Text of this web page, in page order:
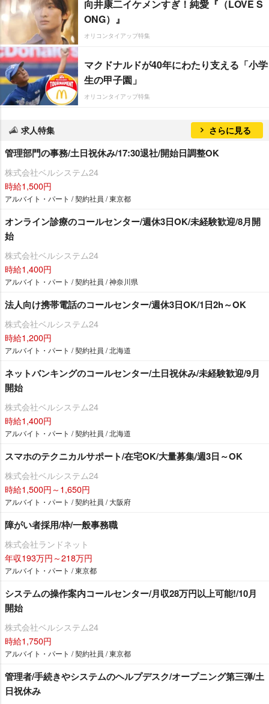
向井康二イケメンすぎ！純愛『（LOVE S
ONG）』
オリコンタイアップ特集
マクドナルドが40年にわたり支える「小学
生の甲子園」
オリコンタイアップ特集
求人特集 さらに見る
管理部門の事務/土日祝休み/17:30退社/開始日調整OK
株式会社ベルシステム24
時給1,500円
アルバイト・パート / 契約社員 / 東京都
オンライン診療のコールセンター/週休3日OK/未経験歓迎/8月開
始
株式会社ベルシステム24
時給1,400円
アルバイト・パート / 契約社員 / 神奈川県
法人向け携帯電話のコールセンター/週休3日OK/1日2h～OK
株式会社ベルシステム24
時給1,200円
アルバイト・パート / 契約社員 / 北海道
ネットバンキングのコールセンター/土日祝休み/未経験歓迎/9月
開始
株式会社ベルシステム24
時給1,400円
アルバイト・パート / 契約社員 / 北海道
スマホのテクニカルサポート/在宅OK/大量募集/週3日～OK
株式会社ベルシステム24
時給1,500円～1,650円
アルバイト・パート / 契約社員 / 大阪府
障がい者採用/枠/一般事務職
株式会社ランドネット
年収193万円～218万円
アルバイト・パート / 東京都
システムの操作案内コールセンター/月収28万円以上可能!/10月
開始
株式会社ベルシステム24
時給1,750円
アルバイト・パート / 契約社員 / 東京都
管理者/手続きやシステムのヘルプデスク/オープニング第三弾/土
日祝休み